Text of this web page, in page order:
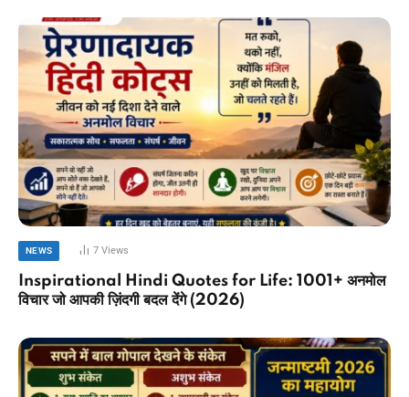
NEWS 7Views
Inspirational Hindi Quotes for Life: 1001+ अनमोल
विचार जो आपकी ज़िंदगी बदल देंगे (2026)